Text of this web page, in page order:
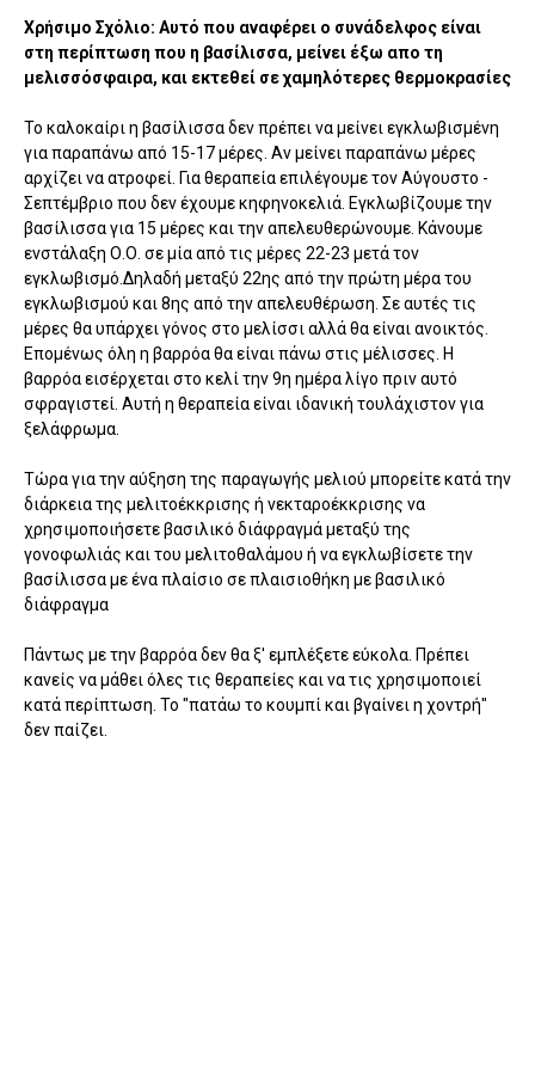
Χρήσιμο Σχόλιο: Αυτό που αναφέρει ο συνάδελφος είναι
στη περίπτωση που η βασίλισσα, μείνει έξω απο τη
μελισσόσφαιρα, και εκτεθεί σε χαμηλότερες θερμοκρασίες
Το καλοκαίρι η βασίλισσα δεν πρέπει να μείνει εγκλωβισμένη
για παραπάνω από 15-17 μέρες. Αν μείνει παραπάνω μέρες
αρχίζει να ατροφεί. Για θεραπεία επιλέγουμε τον Αύγουστο -
Σεπτέμβριο που δεν έχουμε κηφηνοκελιά. Εγκλωβίζουμε την
βασίλισσα για 15 μέρες και την απελευθερώνουμε. Κάνουμε
ενστάλαξη Ο.Ο. σε μία από τις μέρες 22-23 μετά τον
εγκλωβισμό.Δηλαδή μεταξύ 22ης από την πρώτη μέρα του
εγκλωβισμού και 8ης από την απελευθέρωση. Σε αυτές τις
μέρες θα υπάρχει γόνος στο μελίσσι αλλά θα είναι ανοικτός.
Επομένως όλη η βαρρόα θα είναι πάνω στις μέλισσες. Η
βαρρόα εισέρχεται στο κελί την 9η ημέρα λίγο πριν αυτό
σφραγιστεί. Αυτή η θεραπεία είναι ιδανική τουλάχιστον για
ξελάφρωμα.
Τώρα για την αύξηση της παραγωγής μελιού μπορείτε κατά την
διάρκεια της μελιτοέκκρισης ή νεκταροέκκρισης να
χρησιμοποιήσετε βασιλικό διάφραγμά μεταξύ της
γονοφωλιάς και του μελιτοθαλάμου ή να εγκλωβίσετε την
βασίλισσα με ένα πλαίσιο σε πλαισιοθήκη με βασιλικό
διάφραγμα
Πάντως με την βαρρόα δεν θα ξ' εμπλέξετε εύκολα. Πρέπει
κανείς να μάθει όλες τις θεραπείες και να τις χρησιμοποιεί
κατά περίπτωση. Το "πατάω το κουμπί και βγαίνει η χοντρή"
δεν παίζει.